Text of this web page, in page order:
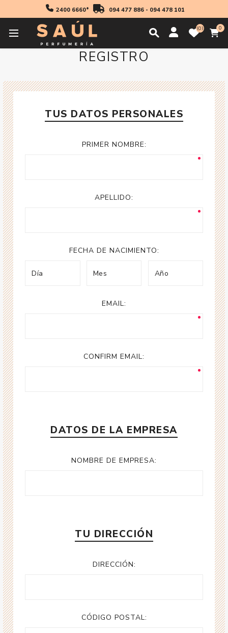
2400 6660* 094 477 886- 094 478 101
0 0
REGISTRO
TUS DATOS PERSONALES
PRIMER NOMBRE:
APELLIDO:
FECHA DE NACIMIENTO:
EMAIL:
CONFIRM EMAIL:
DATOS DE LA EMPRESA
NOMBRE DE EMPRESA:
TU DIRECCIÓN
DIRECCIÓN:
CÓDIGO POSTAL: